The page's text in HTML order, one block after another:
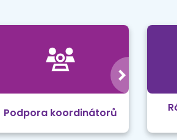
Podpora koordinátorů